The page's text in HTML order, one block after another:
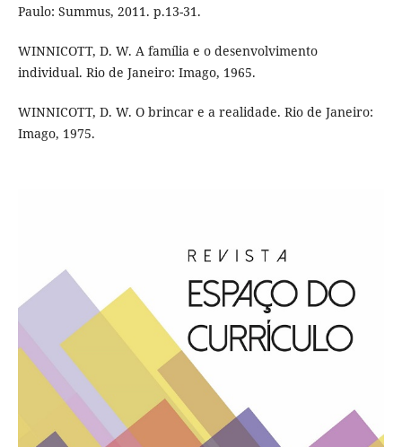
Paulo: Summus, 2011. p.13-31.
WINNICOTT, D. W. A família e o desenvolvimento
individual. Rio de Janeiro: Imago, 1965.
WINNICOTT, D. W. O brincar e a realidade. Rio de Janeiro:
Imago, 1975.